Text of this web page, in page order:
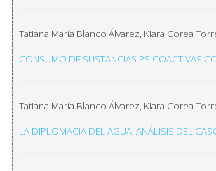
Tatiana María Blanco Álvarez, Kiara Corea
CONSUMO DE SUSTANCIAS PSICOACTIVAS
Tatiana María Blanco Álvarez, Kiara Corea
LA DIPLOMACIA DEL AGUA: ANÁLISIS DEL